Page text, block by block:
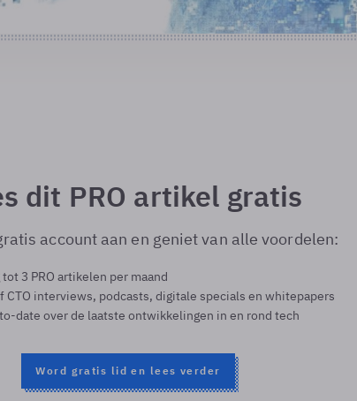
dit PRO artikel gratis
account aan en geniet van alle voordelen:
tot 3 PRO artikelen per maand
CTO interviews, podcasts, digitale specials en whitepapers
date over de laatste ontwikkelingen in en rond tech
Word gratis lid en lees verder